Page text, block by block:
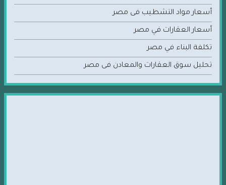
أسعار مواد التشطيب فى مصر
أسعار العقارات في مصر
تكلفة البناء في مصر
تحليل سوق العقارات والمعادن فى مصر